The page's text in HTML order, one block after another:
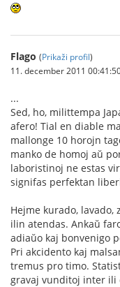
Flago (Prikaži profil)
11. december 2011
...
Sed, ho, milittempa
afero! Tial en diable
mallonge 10 horojn
manko de homoj aŭ
laboristinoj ne estas
signifas perfektan
Hejme kurado,
ilin atendas. Ankaŭ
adiaŭo kaj bonvenigo
Pri akcidento kaj
tremus pro timo.
gravaj vunditoj inter ili